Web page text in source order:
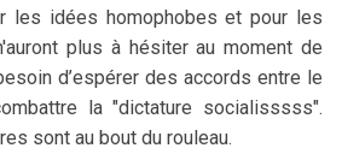
les idées homophobes et pour les
plus à hésiter au moment de
d’espérer des accords entre le
la "dictature socialisssss".
sont au bout du rouleau.